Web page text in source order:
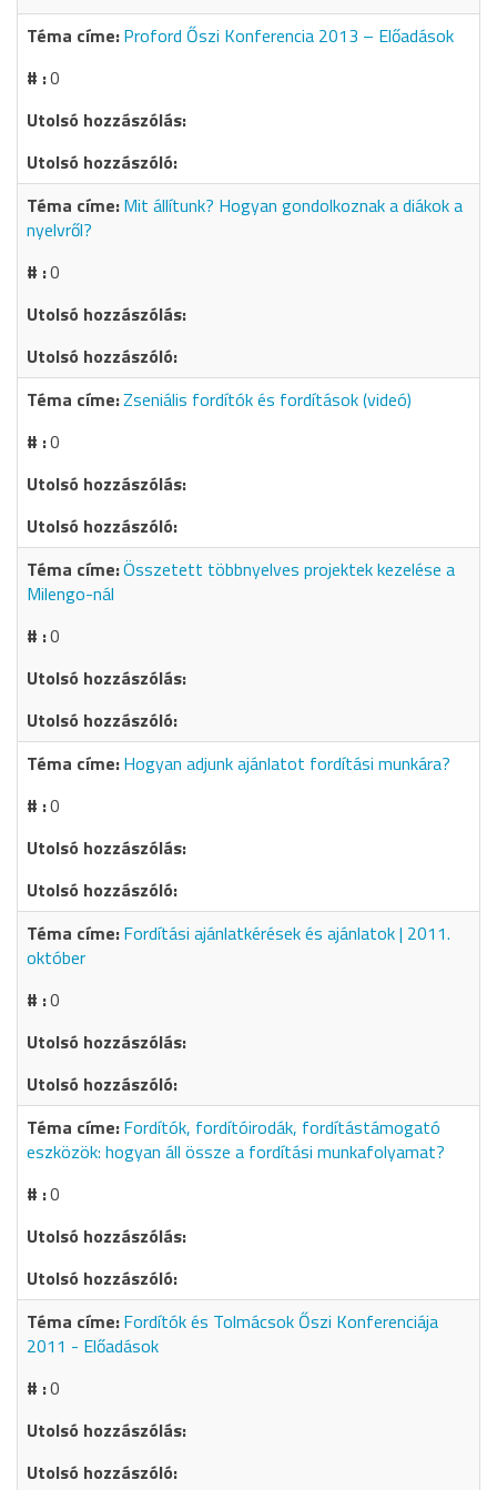
Proford Őszi Konferencia 2013 – Előadások
0
Mit állítunk? Hogyan gondolkoznak a diákok a
nyelvről?
0
Zseniális fordítók és fordítások (videó)
0
Összetett többnyelves projektek kezelése a
Milengo-nál
0
Hogyan adjunk ajánlatot fordítási munkára?
0
Fordítási ajánlatkérések és ajánlatok | 2011.
október
0
Fordítók, fordítóirodák, fordítástámogató
eszközök: hogyan áll össze a fordítási munkafolyamat?
0
Fordítók és Tolmácsok Őszi Konferenciája
2011 - Előadások
0